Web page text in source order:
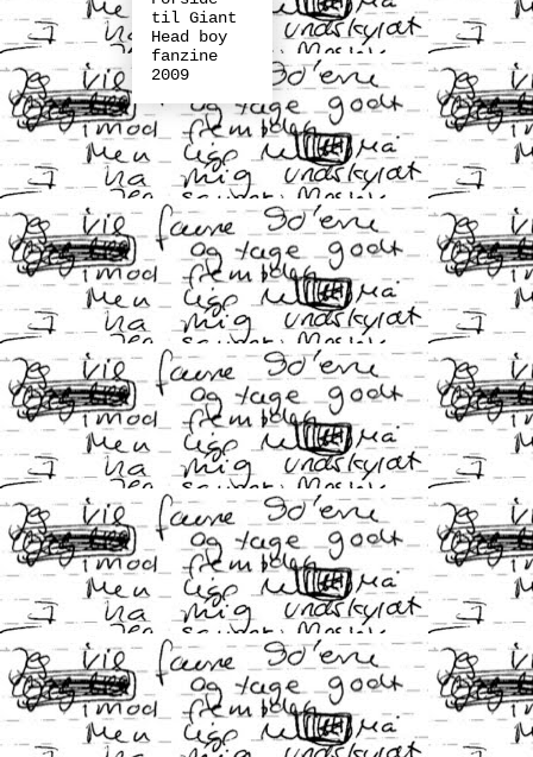
til Giant
Head boy
fanzine
2009